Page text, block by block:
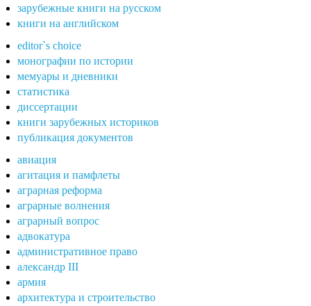
зарубежные книги на русском
книги на английском
editor`s choice
монографии по истории
мемуары и дневники
статистика
диссертации
книги зарубежных историков
публикация документов
авиация
агитация и памфлеты
аграрная реформа
аграрные волнения
аграрный вопрос
адвокатура
административное право
александр III
армия
архитектура и строительство